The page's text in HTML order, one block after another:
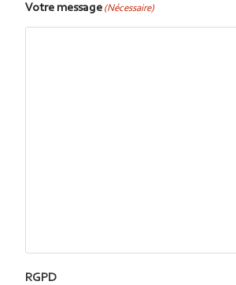
Votre message (Nécessaire)
RGPD